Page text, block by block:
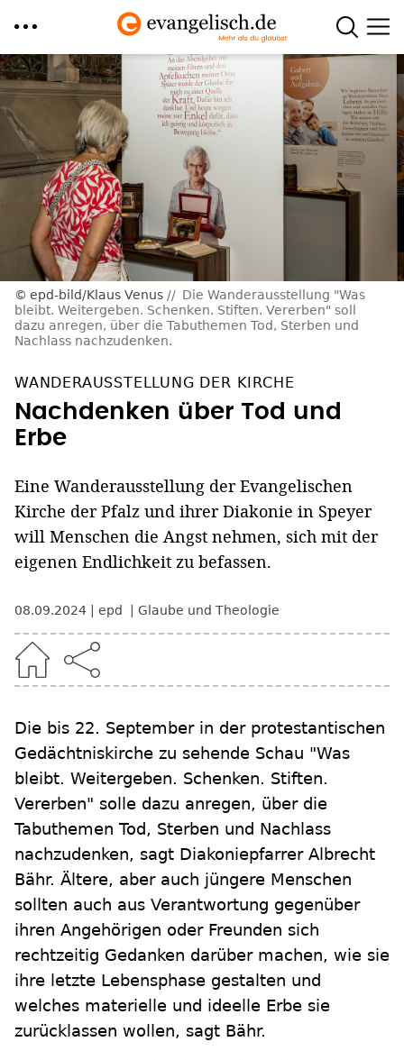
Direkt
zum
Inhalt
epd-bild/Klaus Venus
Die Wanderausstellung "Was
bleibt. Weitergeben. Schenken. Stiften. Vererben" soll
dazu anregen, über die Tabuthemen Tod, Sterben und
Nachlass nachzudenken.
WANDERAUSSTELLUNG DER KIRCHE
Nachdenken über Tod und
Erbe
Eine Wanderausstellung der Evangelischen
Kirche der Pfalz und ihrer Diakonie in Speyer
will Menschen die Angst nehmen, sich mit der
eigenen Endlichkeit zu befassen.
08.09.2024 epd Glaube und Theologie
Die bis 22. September in der protestantischen
Gedächtniskirche zu sehende Schau "Was
bleibt. Weitergeben. Schenken. Stiften.
Vererben" solle dazu anregen, über die
Tabuthemen Tod, Sterben und Nachlass
nachzudenken, sagt Diakoniepfarrer Albrecht
Bähr. Ältere, aber auch jüngere Menschen
sollten auch aus Verantwortung gegenüber
ihren Angehörigen oder Freunden sich
rechtzeitig Gedanken darüber machen, wie sie
ihre letzte Lebensphase gestalten und
welches materielle und ideelle Erbe sie
zurücklassen wollen, sagt Bähr.